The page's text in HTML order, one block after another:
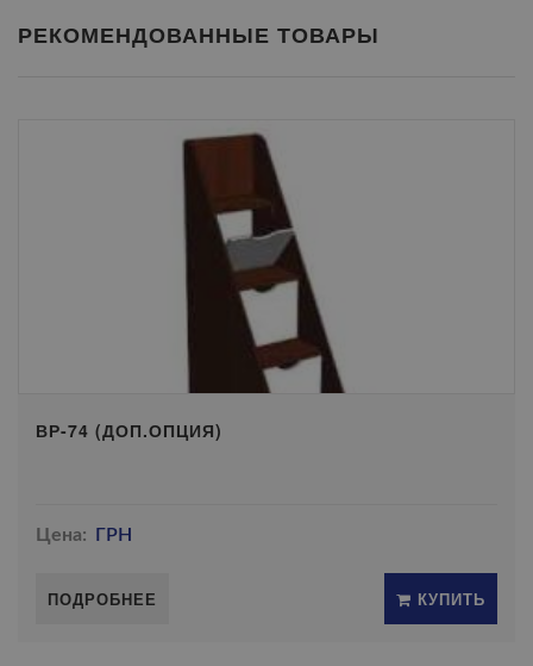
РЕКОМЕНДОВАННЫЕ ТОВАРЫ
ВР-74 (ДОП.ОПЦИЯ)
Цена: ГРН
ПОДРОБНЕЕ КУПИТЬ